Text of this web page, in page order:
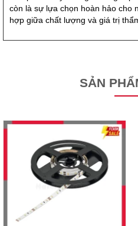
còn là sự lựa chọn hoàn hảo cho
hợp giữa chất lượng và giá trị
SẢN